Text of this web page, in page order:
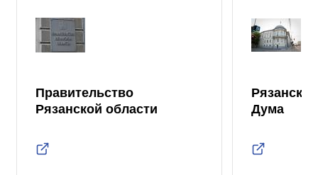
Правительство
Рязанской области
Дума